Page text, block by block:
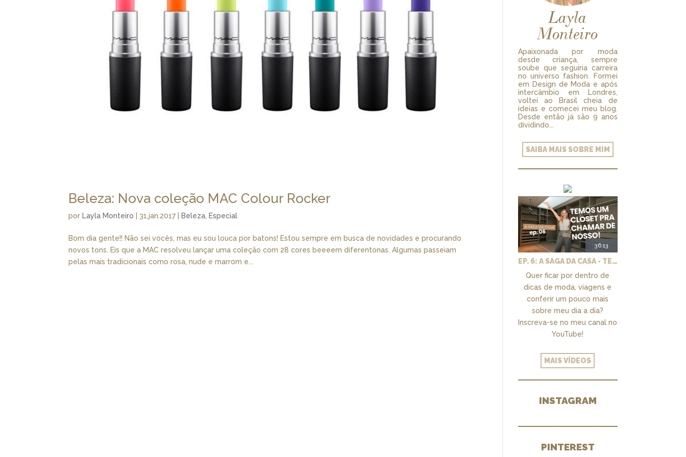
Beleza: Nova coleção MAC Colour Rocker
por Layla Monteiro 31.jan.2017 Beleza, Especial
Bom dia gente!! Não sei vocês, mas eu sou louca por batons! Estou sempre em busca de novidades e procurando
novos tons. Eis que a MAC resolveu lançar uma coleção com 28 cores beeeem diferentonas. Algumas passeiam
pelas mais tradicionais como rosa, nude e marrom e...
Layla
Monteiro
Apaixonada por moda
desde criança, sempre
soube que seguiria carreira
no universo fashion. Formei
em Design de Moda e após
intercâmbio em Londres,
voltei ao Brasil cheia de
ideias e comecei meu blog.
Desde então já são 9 anos
dividindo...
SAIBA MAIS SOBRE MIM
36:13
EP. 6: A SAGA DA CASA - TEMOS UM CLOSET PRA CHAMAR DE NOSSO + MARCENARIA E PAISAGISMO
Quer ficar por dentro de
dicas de moda, viagens e
conferir um pouco mais
sobre meu dia a dia?
Inscreva-se no meu canal no
YouTube!
MAIS VÍDEOS
INSTAGRAM
PINTEREST